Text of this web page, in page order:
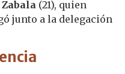
(21), quien
junto a la delegación